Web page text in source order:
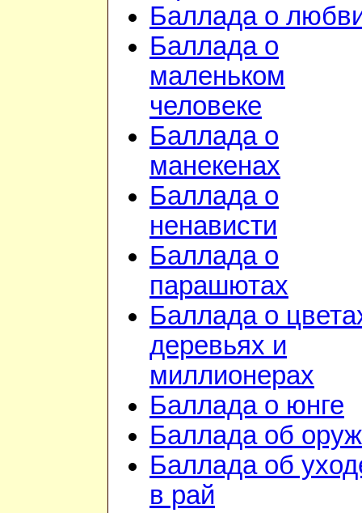
Баллада о
Баллада о
маленьком
человеке
Баллада о
манекенах
Баллада о
ненависти
Баллада о
парашютах
Баллада о
деревьях и
миллионерах
Баллада о юнге
Баллада об
Баллада об
в рай